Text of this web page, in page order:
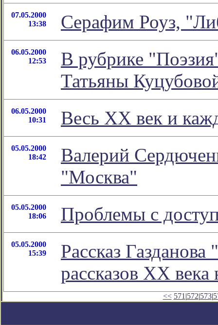
07.05.2000
13:38
Серафим Роуз,
06.05.2000
12:53
В рубрике
Татьяны
06.05.2000
10:31
Весь XX век и
05.05.2000
18:42
Валерий
"Москва"
05.05.2000
18:06
Проблемы с
05.05.2000
15:39
Рассказ
рассказов ХХ
<< 571 |572|573|